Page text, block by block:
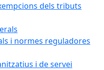
dels tributs
i normes reguladores
i de servei